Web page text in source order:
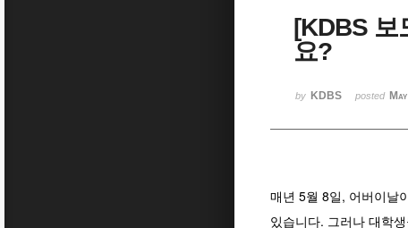
[KDBS 보
요?
by KDBS posted
매년 5월 8일, 어버이날
있습니다. 그러나 대학
Sketchbook5, 스케치북5